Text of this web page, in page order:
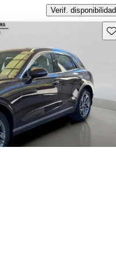
Verif. disponibilidad